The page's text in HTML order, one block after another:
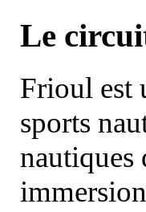
Le
Frioul est
sports
nautiques